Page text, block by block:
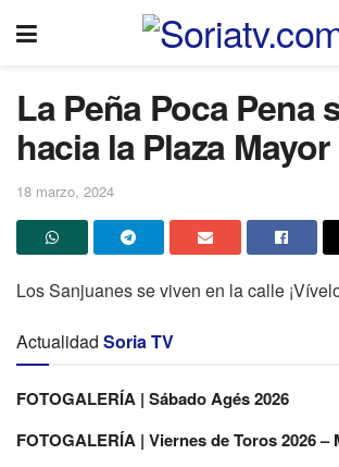
La Peña Poca Pena
hacia la Plaza Mayor
18 marzo, 2024
Los Sanjuanes se viven en la calle
Actualidad Soria TV
FOTOGALERÍA | Sábado Agés 2026
FOTOGALERÍA | Viernes de Toros 2026 –